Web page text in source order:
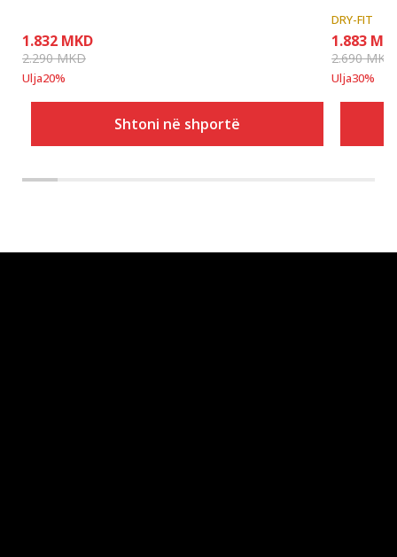
1.832 MKD
2.290MKD
Ulja20%
Shtoni në shportë
DRY-FIT
1.883
2.690MKD
Ulja30%